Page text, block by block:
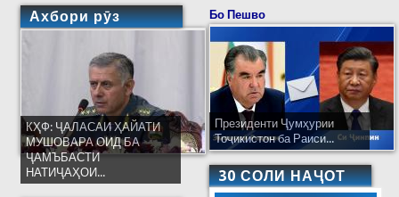
Ахбори рӯз
КҲФ: ҶАЛАСАИ ҲАЙАТИ
МУШОВАРА ОИД БА
ҶАМЪБАСТИ
НАТИҶАҲОИ...
Бо Пешво
Президенти Ҷумҳурии
Тоҷикистон ба Раиси...
30 СОЛИ НАҶОТ